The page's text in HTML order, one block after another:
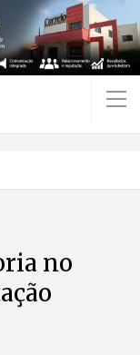
no